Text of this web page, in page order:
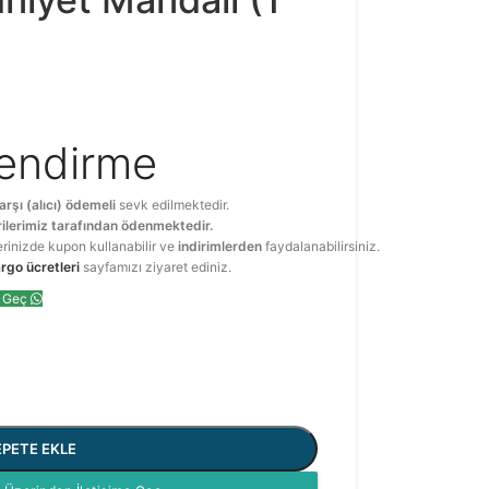
(alıcı) ödemeli sevk edilmektedir.
tarafından ödenmektedir.
kupon kullanabilir veindirimlerden faydalanabilirsiniz.
ücretleri sayfamızı ziyaret ediniz.
Geç
EKLE